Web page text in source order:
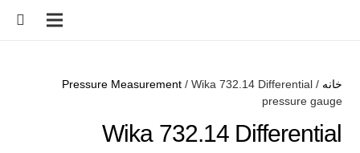
خانه /
Pressure Measurement/ Wika 732.14 Differential
pressure gauge
Wika 732.14 Differential